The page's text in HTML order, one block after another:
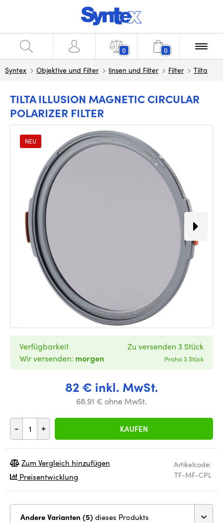
0 0
Syntex Objektive und Filter linsen und Filter Filter Tilta
TILTA ILLUSION MAGNETIC CIRCULAR
POLARIZER FILTER
NEU
82 € inkl. MwSt.
68.91 € ohne MwSt.
- + KAUFEN
Verfügbarkeit
Wir versenden: morgen
Zu versenden 3 Stück
Praha 3 Stück
Artikelcode:
TF-MF-CPL
Zum Vergleich hinzufügen
Preisentwicklung
Andere Varianten (5) dieses Produkts